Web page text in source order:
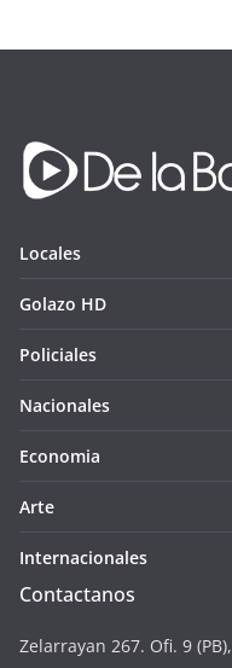
Locales
Golazo HD
Policiales
Nacionales
Economia
Arte
Internacionales
Contactanos
Zelarrayan 267. Ofi. 9 (PB),